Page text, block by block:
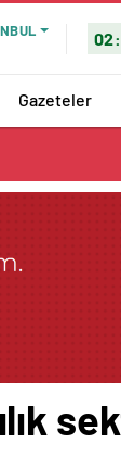
Gazeteler